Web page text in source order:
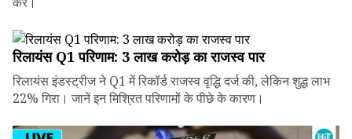
रिलायंस Q1 परिणाम: ₹3 लाख करोड़ का राजस्व पार
रिलायंस इंडस्ट्रीज ने Q1 में रिकॉर्ड राजस्व वृद्धि दर्ज की, लेकिन शुद्ध लाभ
22% गिरा। जानें इन मिश्रित परिणामों के पीछे के कारण।